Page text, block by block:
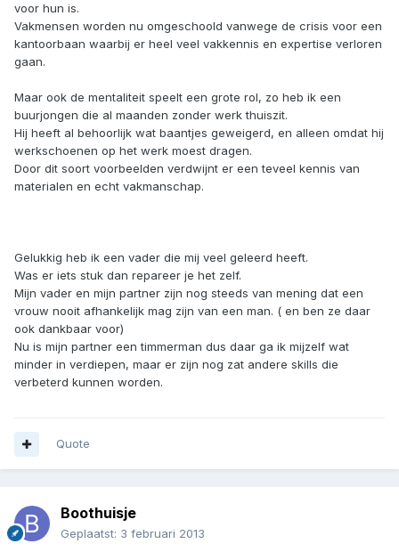
voor hun is.
Vakmensen worden nu omgeschoold vanwege de crisis voor een
kantoorbaan waarbij er heel veel vakkennis en expertise verloren
gaan.
Maar ook de mentaliteit speelt een grote rol, zo heb ik een
buurjongen die al maanden zonder werk thuiszit.
Hij heeft al behoorlijk wat baantjes geweigerd, en alleen omdat hij
werkschoenen op het werk moest dragen.
Door dit soort voorbeelden verdwijnt er een teveel kennis van
materialen en echt vakmanschap.
Gelukkig heb ik een vader die mij veel geleerd heeft.
Was er iets stuk dan repareer je het zelf.
Mijn vader en mijn partner zijn nog steeds van mening dat een
vrouw nooit afhankelijk mag zijn van een man. ( en ben ze daar
ook dankbaar voor)
Nu is mijn partner een timmerman dus daar ga ik mijzelf wat
minder in verdiepen, maar er zijn nog zat andere skills die
verbeterd kunnen worden.
Quote
Boothuisje
Geplaatst: 3 februari 2013